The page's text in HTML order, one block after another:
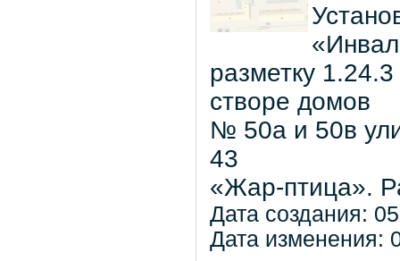
разметку
створе домов
№ 50а и 50в
43
«Жар-птица».
Дата создания:
Дата изменения: